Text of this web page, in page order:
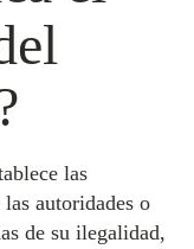
las
autoridades o
de su ilegalidad,